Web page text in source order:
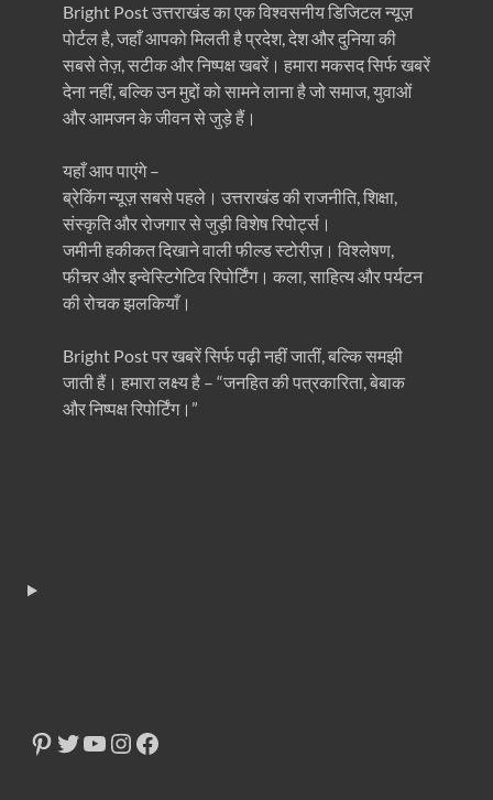
Bright Post उत्तराखंड का एक विश्वसनीय डिजिटल न्यूज़
पोर्टल है, जहाँ आपको मिलती है प्रदेश, देश और दुनिया की
सबसे तेज़, सटीक और निष्पक्ष खबरें। हमारा मकसद सिर्फ खबरें
देना नहीं, बल्कि उन मुद्दों को सामने लाना है जो समाज, युवाओं
और आमजन के जीवन से जुड़े हैं।
यहाँ आप पाएंगे –
ब्रेकिंग न्यूज़ सबसे पहले। उत्तराखंड की राजनीति, शिक्षा,
संस्कृति और रोजगार से जुड़ी विशेष रिपोर्ट्स।
जमीनी हकीकत दिखाने वाली फील्ड स्टोरीज़। विश्लेषण,
फीचर और इन्वेस्टिगेटिव रिपोर्टिंग। कला, साहित्य और पर्यटन
की रोचक झलकियाँ।
Bright Post पर खबरें सिर्फ पढ़ी नहीं जातीं, बल्कि समझी
जाती हैं। हमारा लक्ष्य है – “जनहित की पत्रकारिता, बेबाक
और निष्पक्ष रिपोर्टिंग।”